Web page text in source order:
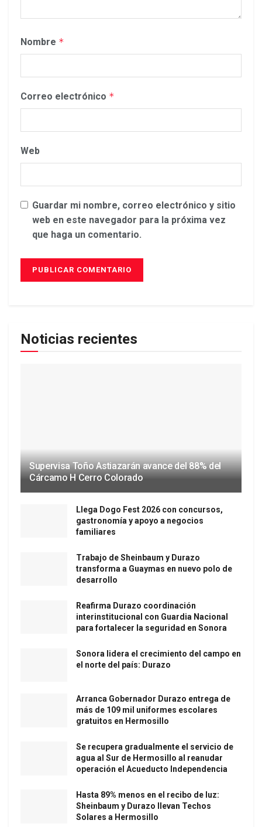
Nombre *
Correo electrónico *
Web
Guardar mi nombre, correo electrónico y sitio
web en este navegador para la próxima vez
que haga un comentario.
Noticias recientes
Supervisa Toño Astiazarán avance del 88% del
Cárcamo H Cerro Colorado
Llega Dogo Fest 2026 con concursos,
gastronomía y apoyo a negocios
familiares
Trabajo de Sheinbaum y Durazo
transforma a Guaymas en nuevo polo de
desarrollo
Reafirma Durazo coordinación
interinstitucional con Guardia Nacional
para fortalecer la seguridad en Sonora
Sonora lidera el crecimiento del campo en
el norte del país: Durazo
Arranca Gobernador Durazo entrega de
más de 109 mil uniformes escolares
gratuitos en Hermosillo
Se recupera gradualmente el servicio de
agua al Sur de Hermosillo al reanudar
operación el Acueducto Independencia
Hasta 89% menos en el recibo de luz:
Sheinbaum y Durazo llevan Techos
Solares a Hermosillo